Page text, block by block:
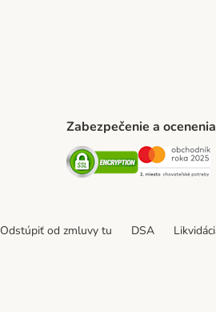
Zabezpečenie a ocenenia
Security
Odstúpiť od zmluvy tu DSA